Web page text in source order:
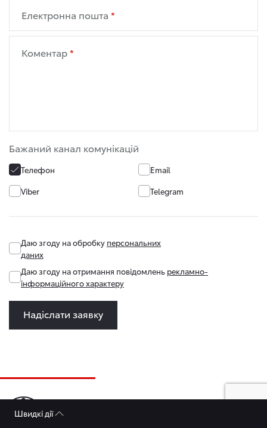
Швидкі дії
Електронна пошта
Коментар
Бажаний канал комунікацій
Телефон
Email
Viber
Telegram
Даю згоду на обробку персональних
даних
Даю згоду на отримання повідомлень рекламно-
інформаційного характеру
Надіслати заявку